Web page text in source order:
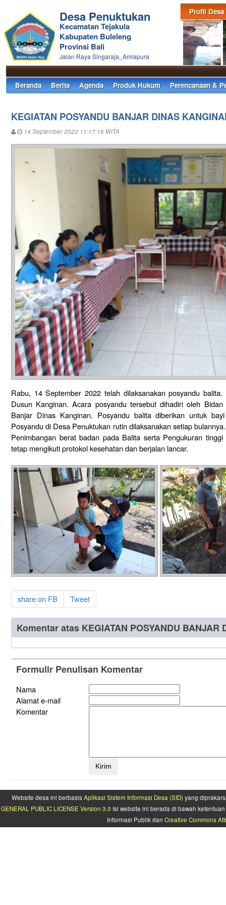
Profil Desa
Desa Penuktukan
Kecamatan Tejakula
Kabupaten Buleleng
Provinsi Bali
Jalan Raya Singaraja_Amlapura
Beranda Berita Agenda Produk Hukum Perencanaan &
KEGIATAN POSYANDU BANJAR DINAS
14 September 2022 11:17:16 WITA
Rabu, 14 September 2022 telah dilaksanakan posyandu
Dusun Kanginan. Acara posyandu tersebut dihadiri oleh
Banjar Dinas Kanginan. Posyandu balita diberikan untuk
Posyandu di Desa Penuktukan rutin dilaksanakan setiap
Penimbangan berat badan pada Balita serta Pengukuran
tetap mengikuti protokol kesehatan dan berjalan lancar.
share on FB Tweet
Komentar atas KEGIATAN POSYANDU BANJAR
Formulir Penulisan Komentar
Nama
Alamat e-mail
Komentar
Website desa ini berbasisAplikasi Sistem Informasi Desa (SID) yang
GENERAL PUBLIC LICENSE Version 3.0 Isi website ini berada di bawah
Informasi Publik dan Creative Commons